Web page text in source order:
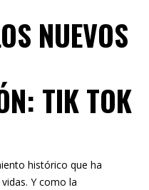
NUEVOS
TIK TOK
histórico que ha
Y como la